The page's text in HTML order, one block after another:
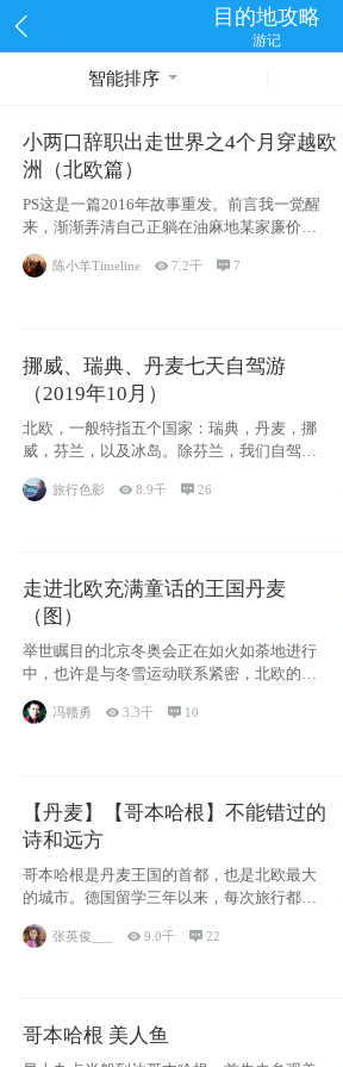
目的地攻略
游记
智能排序
小两口辞职出走世界之4个月穿越欧
洲（北欧篇）
PS这是一篇2016年故事重发。前言我一觉醒
来，渐渐弄清自己正躺在油麻地某家廉价宾
馆
陈小羊Timeline 7.2千 7
挪威、瑞典、丹麦七天自驾游
（2019年10月）
北欧，一般特指五个国家：瑞典，丹麦，挪
威，芬兰，以及冰岛。除芬兰，我们自驾游
旅行色影 8.9千 26
走进北欧充满童话的王国丹麦
（图）
举世瞩目的北京冬奥会正在如火如荼地进行
中，也许是与冬雪运动联系紧密，北欧的一
些国家因
冯赣勇 3.3千  10
【丹麦】【哥本哈根】不能错过的
诗和远方
哥本哈根是丹麦王国的首都，也是北欧最大
的城市。德国留学三年以来，每次旅行都是
张英俊___ 9.0千 22
哥本哈根 美人鱼